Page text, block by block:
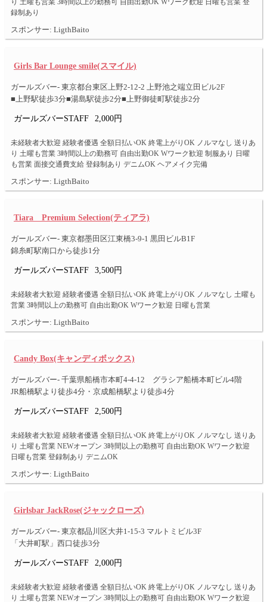
り 土曜も営業 3時間以上の勤務可 自由出勤OK Wワーク歓迎 日曜も営業 登
録制あり
スポンサー: LigthBaito
Girls Bar Lounge smile(スマイル)
ガールズバー- 東京都台東区上野2-12-2 上野池之端立田ビル2F
■上野駅徒歩3分■湯島駅徒歩2分■上野御徒町駅徒歩2分
ガールズバーSTAFF 2,000円
未経験者大歓迎 経験者優遇 全額日払いOK 終電上がりOK ノルマなし 送りあ
り 土曜も営業 3時間以上の勤務可 自由出勤OK Wワーク歓迎 制服あり 日曜
も営業 面接交通費支給 登録制あり デニムOK ヘアメイク完備
スポンサー: LigthBaito
Tiara Premium Selection(ティアラ)
ガールズバー- 東京都墨田区江東橋3-9-1 黒田ビルB1F
錦糸町駅南口から徒歩1分
ガールズバーSTAFF 3,500円
未経験者大歓迎 経験者優遇 全額日払いOK 終電上がりOK ノルマなし 土曜も
営業 3時間以上の勤務可 自由出勤OK Wワーク歓迎 日曜も営業
スポンサー: LigthBaito
Candy Box(キャンディボックス)
ガールズバー- 千葉県船橋市本町4-4-12 グラシア船橋本町ビル4階
JR船橋駅より徒歩4分・京成船橋駅より徒歩4分
ガールズバーSTAFF 2,500円
未経験者大歓迎 経験者優遇 全額日払いOK 終電上がりOK ノルマなし 送りあ
り 土曜も営業 NEWオープン 3時間以上の勤務可 自由出勤OK Wワーク歓迎
日曜も営業 登録制あり デニムOK
スポンサー: LigthBaito
Girlsbar JackRose(ジャックローズ)
ガールズバー- 東京都品川区大井1-15-3 マルトミビル3F
「大井町駅」西口徒歩3分
ガールズバーSTAFF 2,000円
未経験者大歓迎 経験者優遇 全額日払いOK 終電上がりOK ノルマなし 送りあ
り 土曜も営業 NEWオープン 3時間以上の勤務可 自由出勤OK Wワーク歓迎